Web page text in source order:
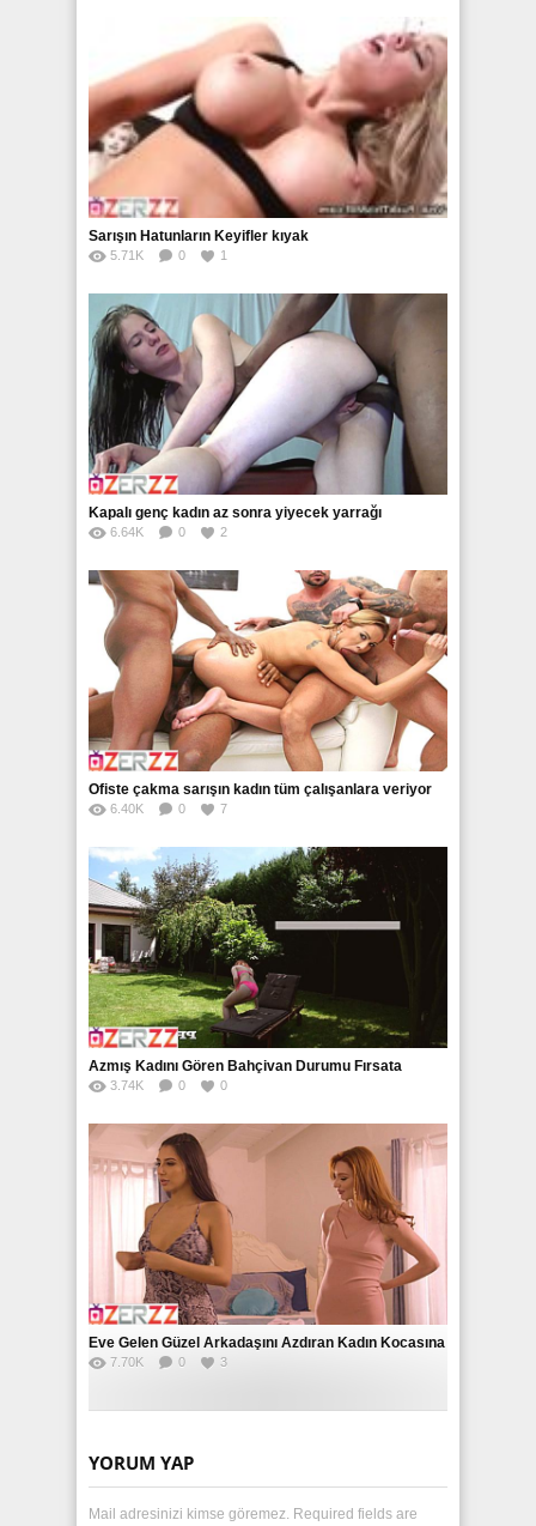
Sarışın Hatunların Keyifler kıyak
5.71K 0 1
Kapalı genç kadın az sonra yiyecek yarrağı
6.64K 0 2
Ofiste çakma sarışın kadın tüm çalışanlara veriyor
6.40K 0 7
Azmış Kadını Gören Bahçivan Durumu Fırsata
Çeviriyor
3.74K 0 0
Eve Gelen Güzel Arkadaşını Azdıran Kadın Kocasına
Siktiriyor
7.70K 0 3
YORUM YAP
Mail adresinizi kimse göremez. Required fields are